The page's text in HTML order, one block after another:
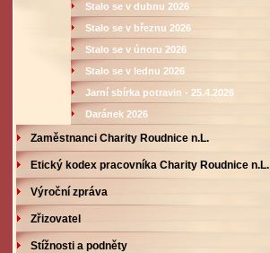
Stalo se v dubnu 2026
Stalo se v březnu 2026
Stalo se v únoru 2026
Stalo se v lednu 2026
Jarní sbírka potravin - 25.4.2026
Daránek 2026
Zaměstnanci Charity Roudnice n.L.
Etický kodex pracovníka Charity Roudnice n.L.
Výroční zpráva
Zřizovatel
Stížnosti a podněty